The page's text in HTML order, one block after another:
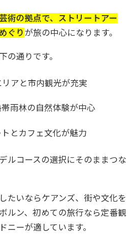
術の拠点で、ストリートアー
ぐり が旅の中心になります。
の通りです。
アと市内観光が充実
雨林の自然体験が中心
とカフェ文化が魅力
ルコースの選択にそのままつな
たいならケアンズ、街や文化を
ルン、初めての旅行なら定番観
ニーが適しています。